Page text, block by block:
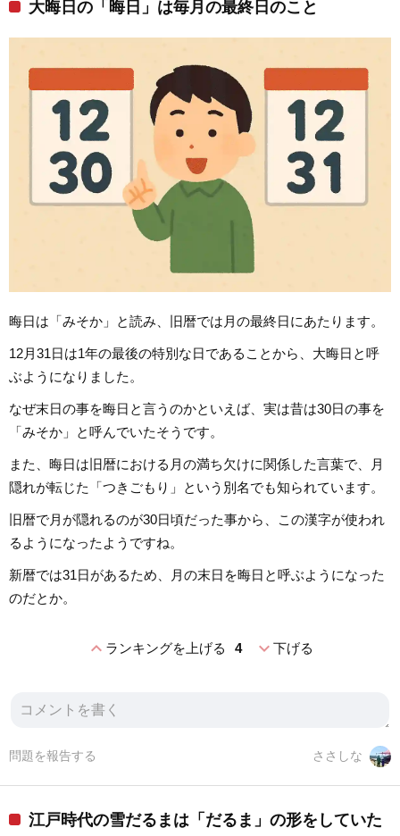
大晦日の「晦日」は毎月の最終日のこと
晦日は「みそか」と読み、旧暦では月の最終日にあたります。
12月31日は1年の最後の特別な日であることから、大晦日と呼
ぶようになりました。
なぜ末日の事を晦日と言うのかといえば、実は昔は30日の事を
「みそか」と呼んでいたそうです。
また、晦日は旧暦における月の満ち欠けに関係した言葉で、月
隠れが転じた「つきごもり」という別名でも知られています。
旧暦で月が隠れるのが30日頃だった事から、この漢字が使われ
るようになったようですね。
新暦では31日があるため、月の末日を晦日と呼ぶようになった
のだとか。
expand_lessランキングを上げる 4 expand_more下げる
ささしな
問題を報告する
江戸時代の雪だるまは「だるま」の形をしていた